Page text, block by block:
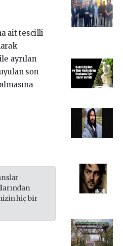
ait tescilli
ayrılan
son
hiç bir